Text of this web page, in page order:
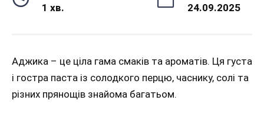
1 хв. 24.09.2025
Аджика – це ціла гама смаків та ароматів. Ця густа
і гостра паста із солодкого перцю, часнику, солі та
різних прянощів знайома багатьом.